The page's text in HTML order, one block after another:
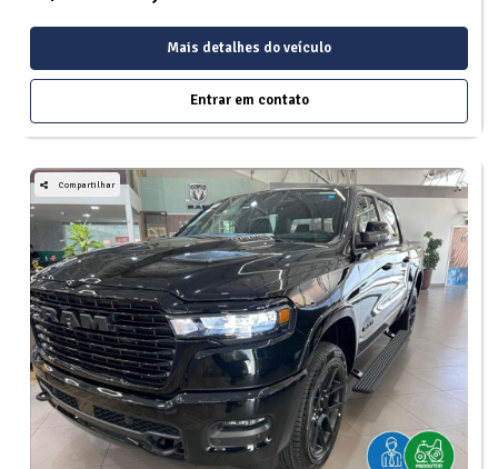
Mais detalhes do veículo
Entrar em contato
Compartilhar